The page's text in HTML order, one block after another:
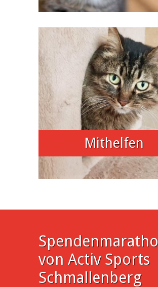
Mithelfen
von Activ Sports
Schmallenberg